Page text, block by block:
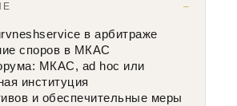
в арбитраже
споров в МКАС
МКАС, ad hoc или
институция
и обеспечительные меры